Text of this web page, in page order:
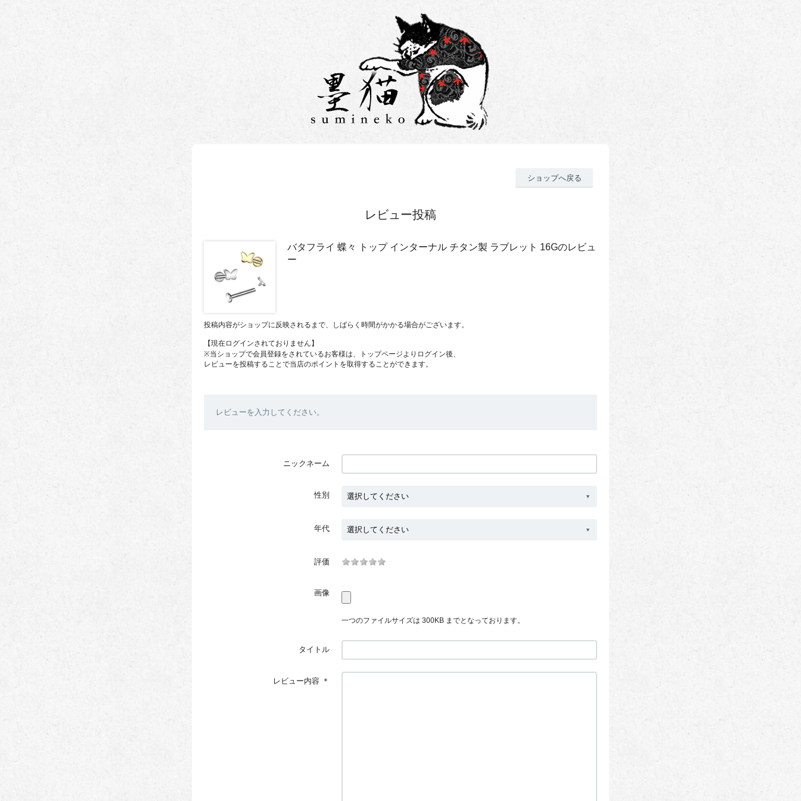
ショップへ戻る
レビュー投稿
バタフライ 蝶々 トップ インターナル チタン製 ラブレット 16Gのレビュ
ー
投稿内容がショップに反映されるまで、しばらく時間がかかる場合がございます。
【現在ログインされておりません】
※当ショップで会員登録をされているお客様は、トップページよりログイン後、
レビューを投稿することで当店のポイントを取得することができます。
レビューを入力してください。
ニックネーム
性別
年代
評価
画像
一つのファイルサイズは 300KB までとなっております。
タイトル
レビュー内容 ＊